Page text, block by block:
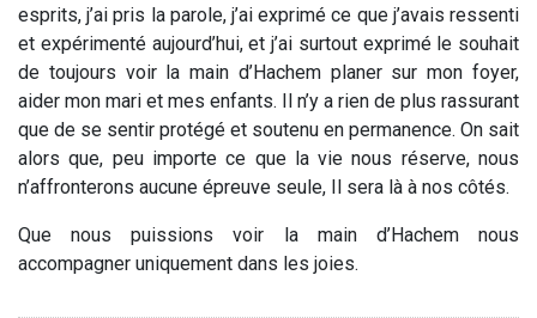
esprits, j’ai pris la parole, j’ai exprimé ce que j’avais ressenti
et expérimenté aujourd’hui, et j’ai surtout exprimé le souhait
de toujours voir la main d’Hachem planer sur mon foyer,
aider mon mari et mes enfants. Il n’y a rien de plus rassurant
que de se sentir protégé et soutenu en permanence. On sait
alors que, peu importe ce que la vie nous réserve, nous
n’affronterons aucune épreuve seule, Il sera là à nos côtés.
Que nous puissions voir la main d’Hachem nous
accompagner uniquement dans les joies.